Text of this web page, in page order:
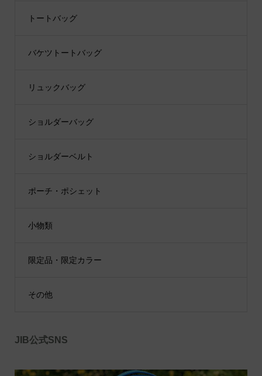
トートバッグ
バケツトートバッグ
リュックバッグ
ショルダーバッグ
ショルダーベルト
ポーチ・ポシェット
小物類
限定品・限定カラー
その他
JIB公式SNS